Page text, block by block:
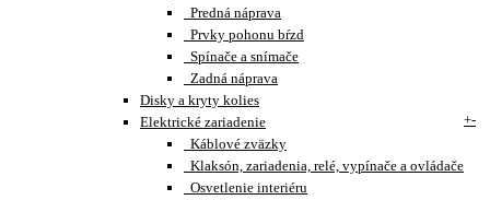
Predná náprava
Prvky pohonu bŕzd
Spínače a snímače
Zadná náprava
Disky a kryty kolies
Elektrické zariadenie
+-
Káblové zväzky
Klaksón, zariadenia, relé, vypínače a ovládače
Osvetlenie interiéru